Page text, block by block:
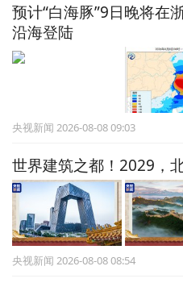
预计“白海豚”9日晚将在
沿海登陆
央视新闻 2026-08-08 09:03
世界建筑之都！2029，
央视新闻 2026-08-08 08:54